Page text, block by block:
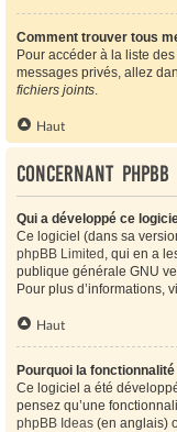
Comment trouver tous
Pour accéder à la liste
messages privés, allez
fichiers joints.
Haut
Concernant phpBB
Qui a développé ce
Ce logiciel (dans sa
phpBB Limited , qui en a
publique générale GNU
Pour plus d’informations,
Haut
Pourquoi la
Ce logiciel a été
pensez qu’une
phpBB Ideas (en anglais)